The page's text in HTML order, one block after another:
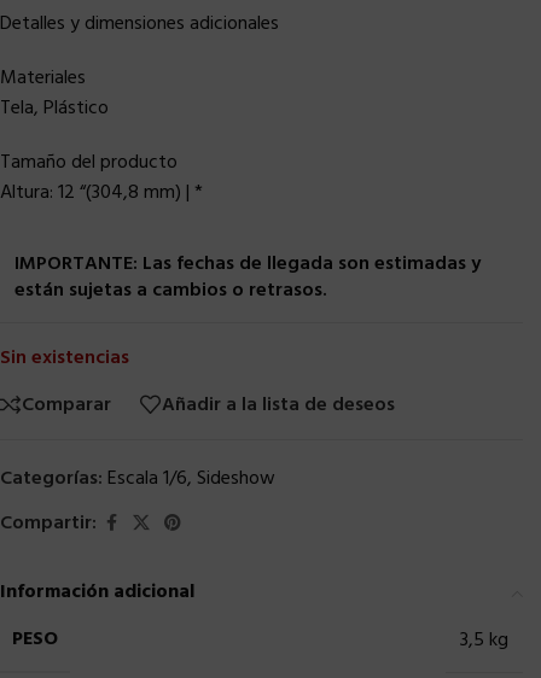
Detalles y dimensiones adicionales
Materiales
Tela, Plástico
Tamaño del producto
Altura: 12 “(304,8 mm) | *
IMPORTANTE: Las fechas de llegada son estimadas y
están sujetas a cambios o retrasos.
Sin existencias
Comparar
Añadir a la lista de deseos
Categorías: Escala 1/6, Sideshow
Compartir:
Información adicional
PESO
3,5 kg